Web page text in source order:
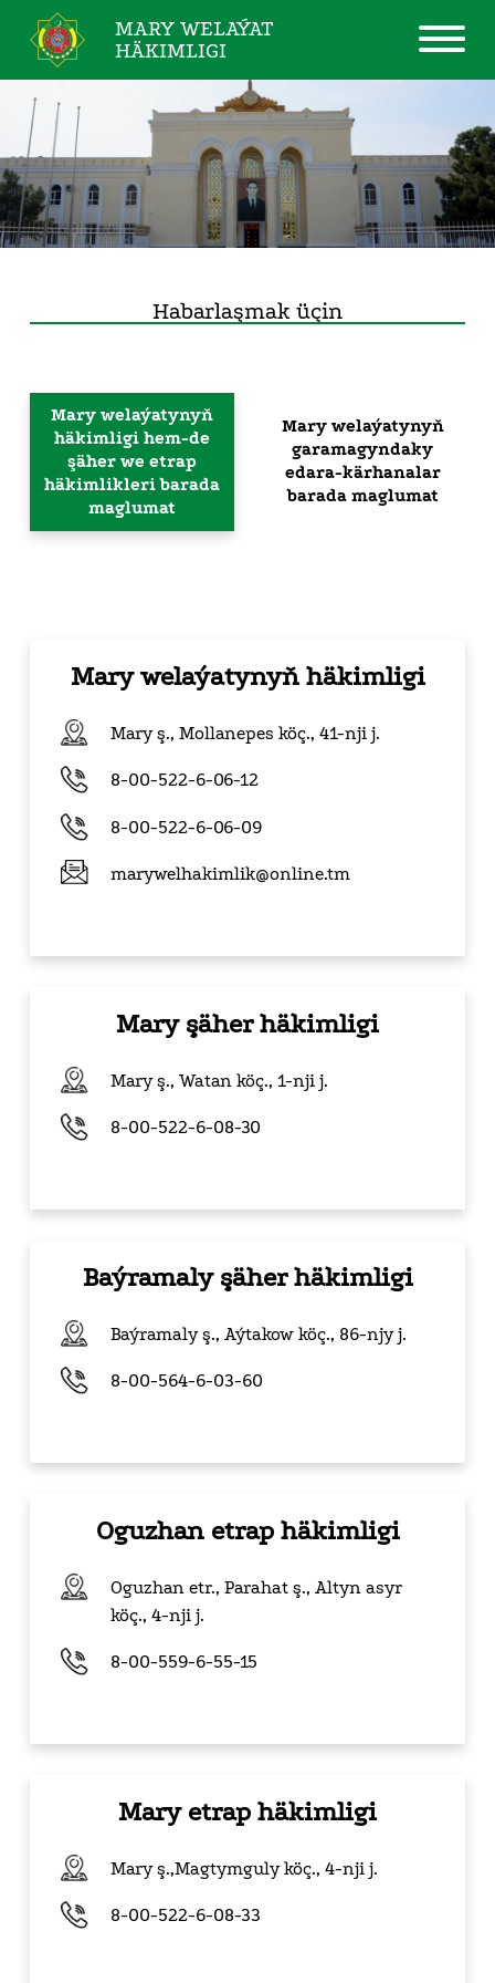
MARY WELAÝAT
HÄKIMLIGI
Habarlaşmak üçin
Mary welaýatynyň
häkimligi hem-de
şäher we etrap
häkimlikleri barada
maglumat
Mary welaýatynyň
garamagyndaky
edara-kärhanalar
barada maglumat
Mary welaýatynyň häkimligi
Mary ş., Mollanepes köç.,41-nji j.
8-00-522-6-06-12
8-00-522-6-06-09
marywelhakimlik@online.tm
Mary şäher häkimligi
Mary ş., Watan köç., 1-nji j.
8-00-522-6-08-30
Baýramaly şäher häkimligi
Baýramaly ş., Aýtakow köç., 86-njy j.
8-00-564-6-03-60
Oguzhan etrap häkimligi
Oguzhan etr., Parahat ş., Altyn asyr
köç.,4-nji j.
8-00-559-6-55-15
Mary etrap häkimligi
Mary ş.,Magtymguly köç.,4-nji j.
8-00-522-6-08-33